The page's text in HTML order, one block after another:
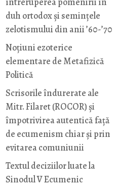
duh ortodox și semințele
zelotismului din anii ’60-’70
Noţiuni ezoterice
elementare de Metafizică
Politică
Scrisorile îndurerate ale
Mitr. Filaret (ROCOR) și
împotrivirea autentică față
de ecumenism chiar și prin
evitarea comuniunii
Textul deciziilor luate la
Sinodul V Ecumenic